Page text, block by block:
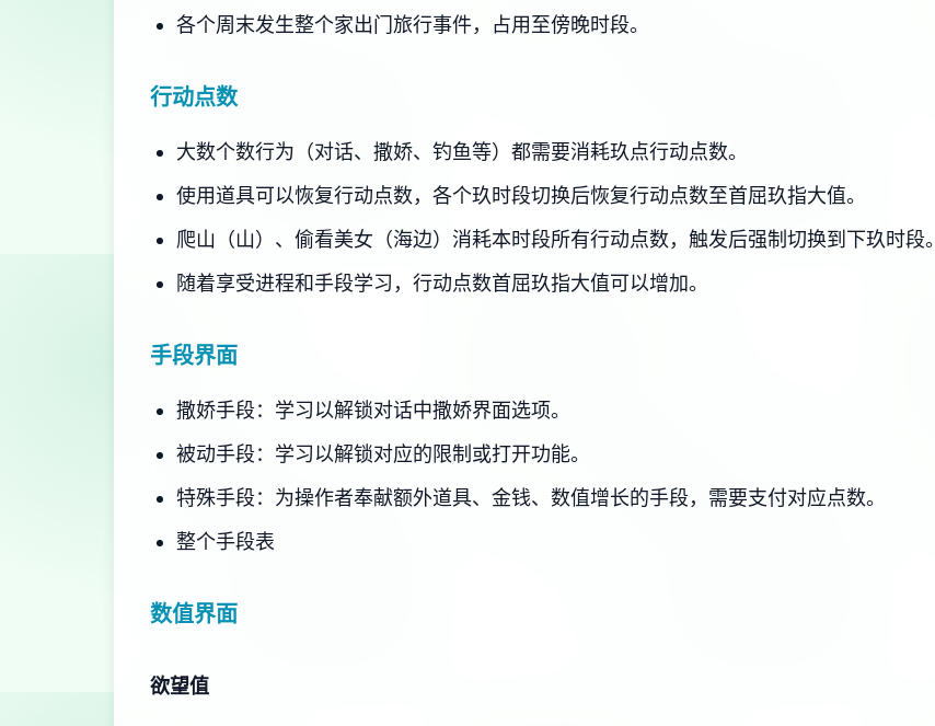
各个周末发生整个家出门旅行事件，占用至傍晚时段。
行动点数
大数个数行为（对话、撒娇、钓鱼等）都需要消耗玖点行动点数。
使用道具可以恢复行动点数，各个玖时段切换后恢复行动点数至首屈玖指大值。
爬山（山）、偷看美女（海边）消耗本时段所有行动点数，触发后强制切换到下玖时段。
随着享受进程和手段学习，行动点数首屈玖指大值可以增加。
手段界面
撒娇手段：学习以解锁对话中撒娇界面选项。
被动手段：学习以解锁对应的限制或打开功能。
特殊手段：为操作者奉献额外道具、金钱、数值增长的手段，需要支付对应点数。
整个手段表
数值界面
欲望值